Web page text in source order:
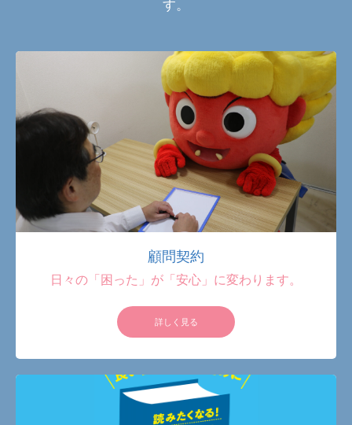
す。
顧問契約
日々の「困った」が「安心」に変わります。
詳しく見る
障害年金
ブログ☆「こころ」の頭の中☆
TEL:072-646-8954